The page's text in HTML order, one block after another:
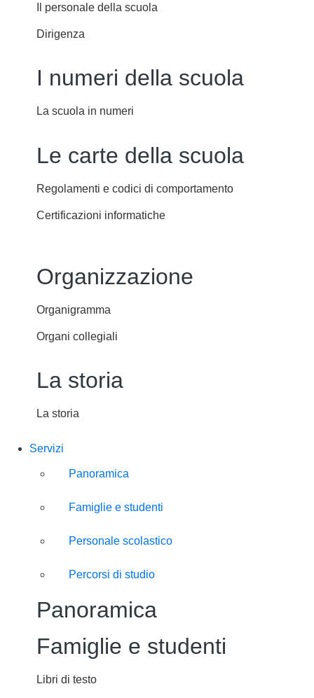
Il personale della scuola
Dirigenza
I numeri della scuola
La scuola in numeri
Le carte della scuola
Regolamenti e codici di comportamento
Certificazioni informatiche
Organizzazione
Organigramma
Organi collegiali
La storia
La storia
Servizi
Panoramica
Famiglie e studenti
Personale scolastico
Percorsi di studio
Panoramica
Famiglie e studenti
Libri di testo